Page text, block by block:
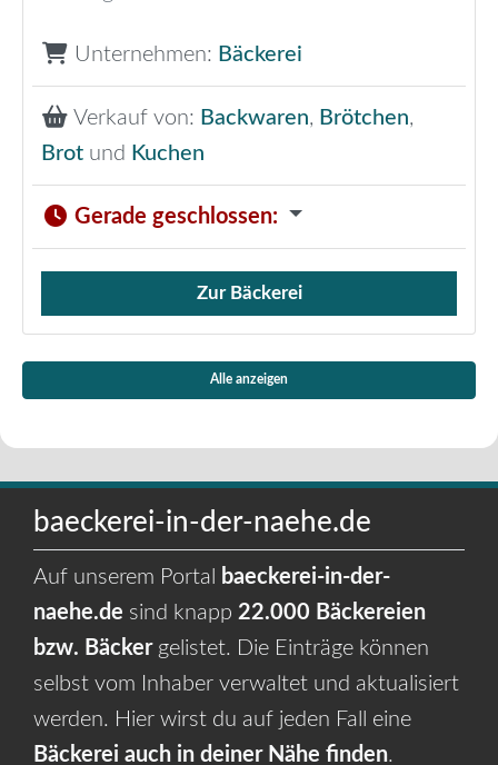
Unternehmen: Bäckerei
Verkauf von: Backwaren, Brötchen,
Brot und Kuchen
Gerade geschlossen:
Verkauf von Brötchen,
Zur Bäckerei
Alle anzeigen
baeckerei-in-der-naehe.de
Auf unserem Portal
baeckerei-in-der-
naehe.de sind knapp 22.000 Bäckereien
bzw. Bäckergelistet. Die Einträge können
selbst vom Inhaber verwaltet und aktualisiert
werden. Hier wirst du auf jeden Fall eine
Bäckerei auch in deiner Nähe finden.